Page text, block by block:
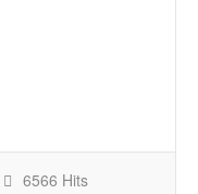
6566 Hits